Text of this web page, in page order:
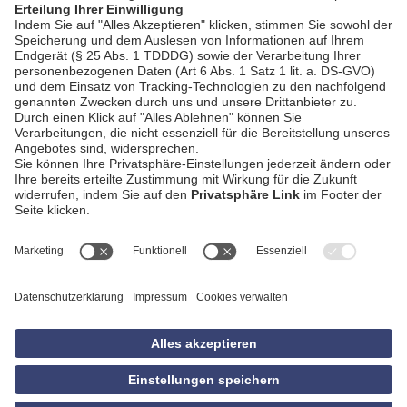
AGB
Datenschutzerklärung
Empfang
Privatsphäre